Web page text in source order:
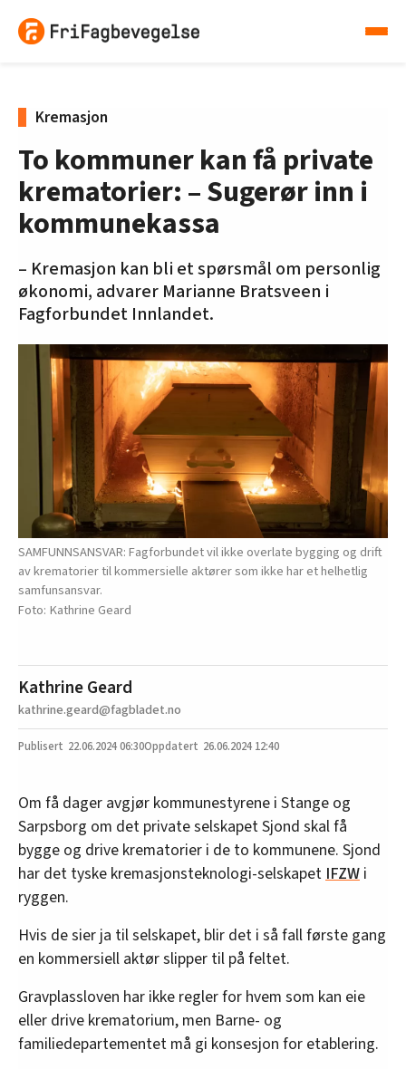
Kremasjon
To kommuner kan få private
krematorier: – Sugerør inn i
kommunekassa
– Kremasjon kan bli et spørsmål om personlig
økonomi, advarer Marianne Bratsveen i
Fagforbundet Innlandet.
SAMFUNNSANSVAR: Fagforbundet vil ikke overlate bygging og drift
av krematorier til kommersielle aktører som ikke har et helhetlig
samfunsansvar.
Kathrine Geard
Kathrine Geard
kathrine.geard@fagbladet.no
22.06.202406:30 26.06.2024 12:40
Om få dager avgjør kommunestyrene i Stange og
Sarpsborg om det private selskapet Sjond skal få
bygge og drive krematorier i de to kommunene. Sjond
har det tyske kremasjonsteknologi-selskapet IFZW i
ryggen.
Hvis de sier ja til selskapet, blir det i så fall første gang
en kommersiell aktør slipper til på feltet.
Gravplassloven har ikke regler for hvem som kan eie
eller drive krematorium, men Barne- og
familiedepartementet må gi konsesjon for etablering.